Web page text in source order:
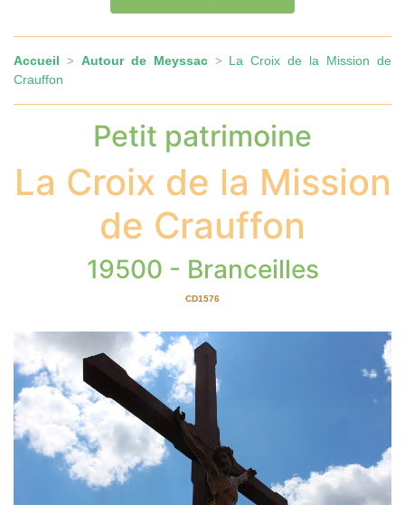
Accueil > Autour de Meyssac> La Croix de la Mission de
Crauffon
Petit patrimoine
La Croix de la Mission
de Crauffon
19500 - Branceilles
CD1576